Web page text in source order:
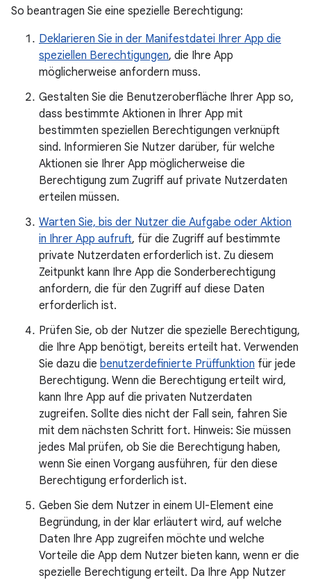
So beantragen Sie eine spezielle Berechtigung:
Deklarieren Sie in der Manifestdatei Ihrer App die
speziellen Berechtigungen, die Ihre App
möglicherweise anfordern muss.
Gestalten Sie die Benutzeroberfläche Ihrer App so,
dass bestimmte Aktionen in Ihrer App mit
bestimmten speziellen Berechtigungen verknüpft
sind. Informieren Sie Nutzer darüber, für welche
Aktionen sie Ihrer App möglicherweise die
Berechtigung zum Zugriff auf private Nutzerdaten
erteilen müssen.
Warten Sie, bis der Nutzer die Aufgabe oder Aktion
in Ihrer App aufruft, für die Zugriff auf bestimmte
private Nutzerdaten erforderlich ist. Zu diesem
Zeitpunkt kann Ihre App die Sonderberechtigung
anfordern, die für den Zugriff auf diese Daten
erforderlich ist.
Prüfen Sie, ob der Nutzer die spezielle Berechtigung,
die Ihre App benötigt, bereits erteilt hat. Verwenden
Sie dazu die benutzerdefinierte Prüffunktion für jede
Berechtigung. Wenn die Berechtigung erteilt wird,
kann Ihre App auf die privaten Nutzerdaten
zugreifen. Sollte dies nicht der Fall sein, fahren Sie
mit dem nächsten Schritt fort. Hinweis: Sie müssen
jedes Mal prüfen, ob Sie die Berechtigung haben,
wenn Sie einen Vorgang ausführen, für den diese
Berechtigung erforderlich ist.
Geben Sie dem Nutzer in einem UI-Element eine
Begründung, in der klar erläutert wird, auf welche
Daten Ihre App zugreifen möchte und welche
Vorteile die App dem Nutzer bieten kann, wenn er die
spezielle Berechtigung erteilt. Da Ihre App Nutzer